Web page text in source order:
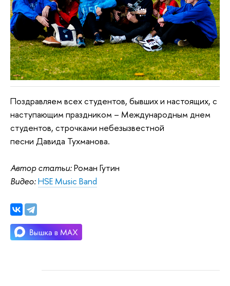
Поздравляем всех студентов, бывших и настоящих, с
наступающим праздником – Международным днем
студентов, строчками небезызвестной
песни Давида Тухманова.
Автор статьи:Роман Гутин
Видео:HSE Music Band